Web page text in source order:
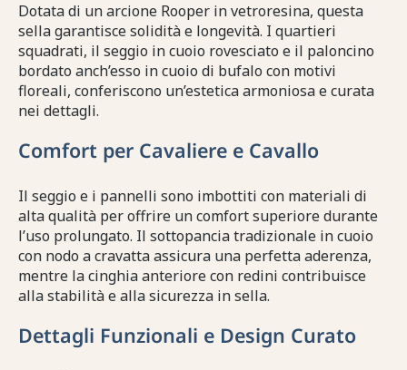
Dotata di un arcione Rooper in vetroresina, questa
sella garantisce solidità e longevità. I quartieri
squadrati, il seggio in cuoio rovesciato e il paloncino
bordato anch’esso in cuoio di bufalo con motivi
floreali, conferiscono un’estetica armoniosa e curata
nei dettagli.
Comfort per Cavaliere e Cavallo
Il seggio e i pannelli sono imbottiti con materiali di
alta qualità per offrire un comfort superiore durante
l’uso prolungato. Il sottopancia tradizionale in cuoio
con nodo a cravatta assicura una perfetta aderenza,
mentre la cinghia anteriore con redini contribuisce
alla stabilità e alla sicurezza in sella.
Dettagli Funzionali e Design Curato